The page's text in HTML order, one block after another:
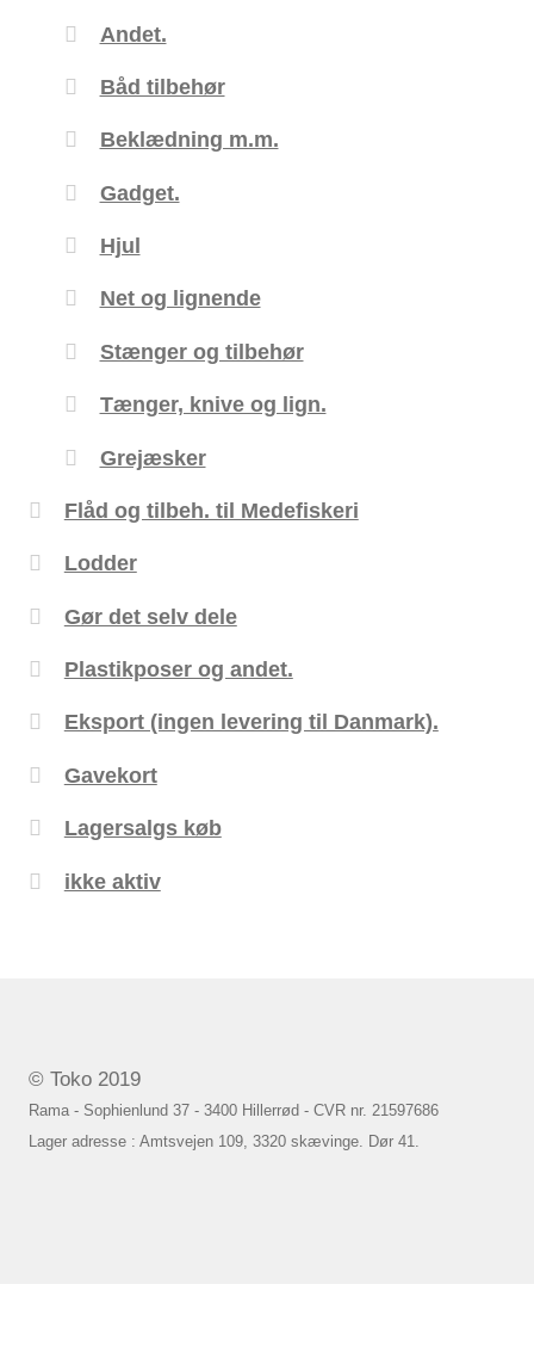
Andet.
Båd tilbehør
Beklædning m.m.
Gadget.
Hjul
Net og lignende
Stænger og tilbehør
Tænger, knive og lign.
Grejæsker
Flåd og tilbeh. til Medefiskeri
Lodder
Gør det selv dele
Plastikposer og andet.
Eksport (ingen levering til Danmark).
Gavekort
Lagersalgs køb
ikke aktiv
© Toko 2019
Rama - Sophienlund 37 - 3400 Hillerrød - CVR nr. 21597686
Lager adresse : Amtsvejen 109, 3320 skævinge. Dør 41.